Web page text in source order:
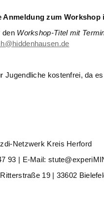
Anmeldung zum Workshop
den Workshop-Titel mit
Jugendliche kostenfrei, da
Netzwerk Kreis Herford
93 | E-Mail:
19 | 33602